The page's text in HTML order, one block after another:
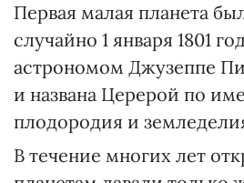
Первая малая планета
случайно 1 января 1801
астрономом Джузеппе
и названа Церерой по
плодородия и
В течение многих лет